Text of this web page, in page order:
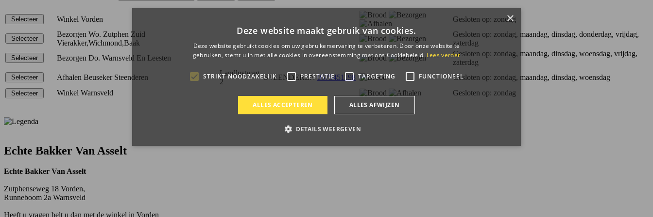
Winkel Vorden
Gesloten op: zondag
Bezorgen Wo. Zutphen Zuid
Vierakker,Wichmond,Baak
Gesloten op: zondag, maandag, dinsdag, donderdag, vrijdag,
zaterdag
Bezorgen Do. Warnsveld En Leesten
Gesloten op: zondag, maandag, dinsdag, woensdag, vrijdag,
zaterdag
Afhalen Beuseker Steenderen
Landlustweg
2
STEENDEREN 0575451198
Gesloten op: zondag, maandag, dinsdag, woensdag
Winkel Warnsveld
Gesloten op: zondag
Echte Bakker Van Asselt
Echte Bakker Van Asselt
Zutphenseweg 18 Vorden,
Runneboom 2a Warnsveld
Heeft u vragen belt u dan met de winkel in Vorden
×
Deze website maakt gebruik van cookies.
Deze website gebruikt cookies om uw gebruikerservaring te verbeteren. Door onze website te
gebruiken, stemt u in met alle cookies in overeenstemming met ons Cookiebeleid. Lees verder
STRIKT NOODZAKELIJK PRESTATIE TARGETING FUNCTIONEEL
ALLES ACCEPTEREN ALLES AFWIJZEN
DETAILS WEERGEVEN